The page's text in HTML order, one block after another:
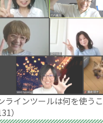
ラインツールは何を使う
）